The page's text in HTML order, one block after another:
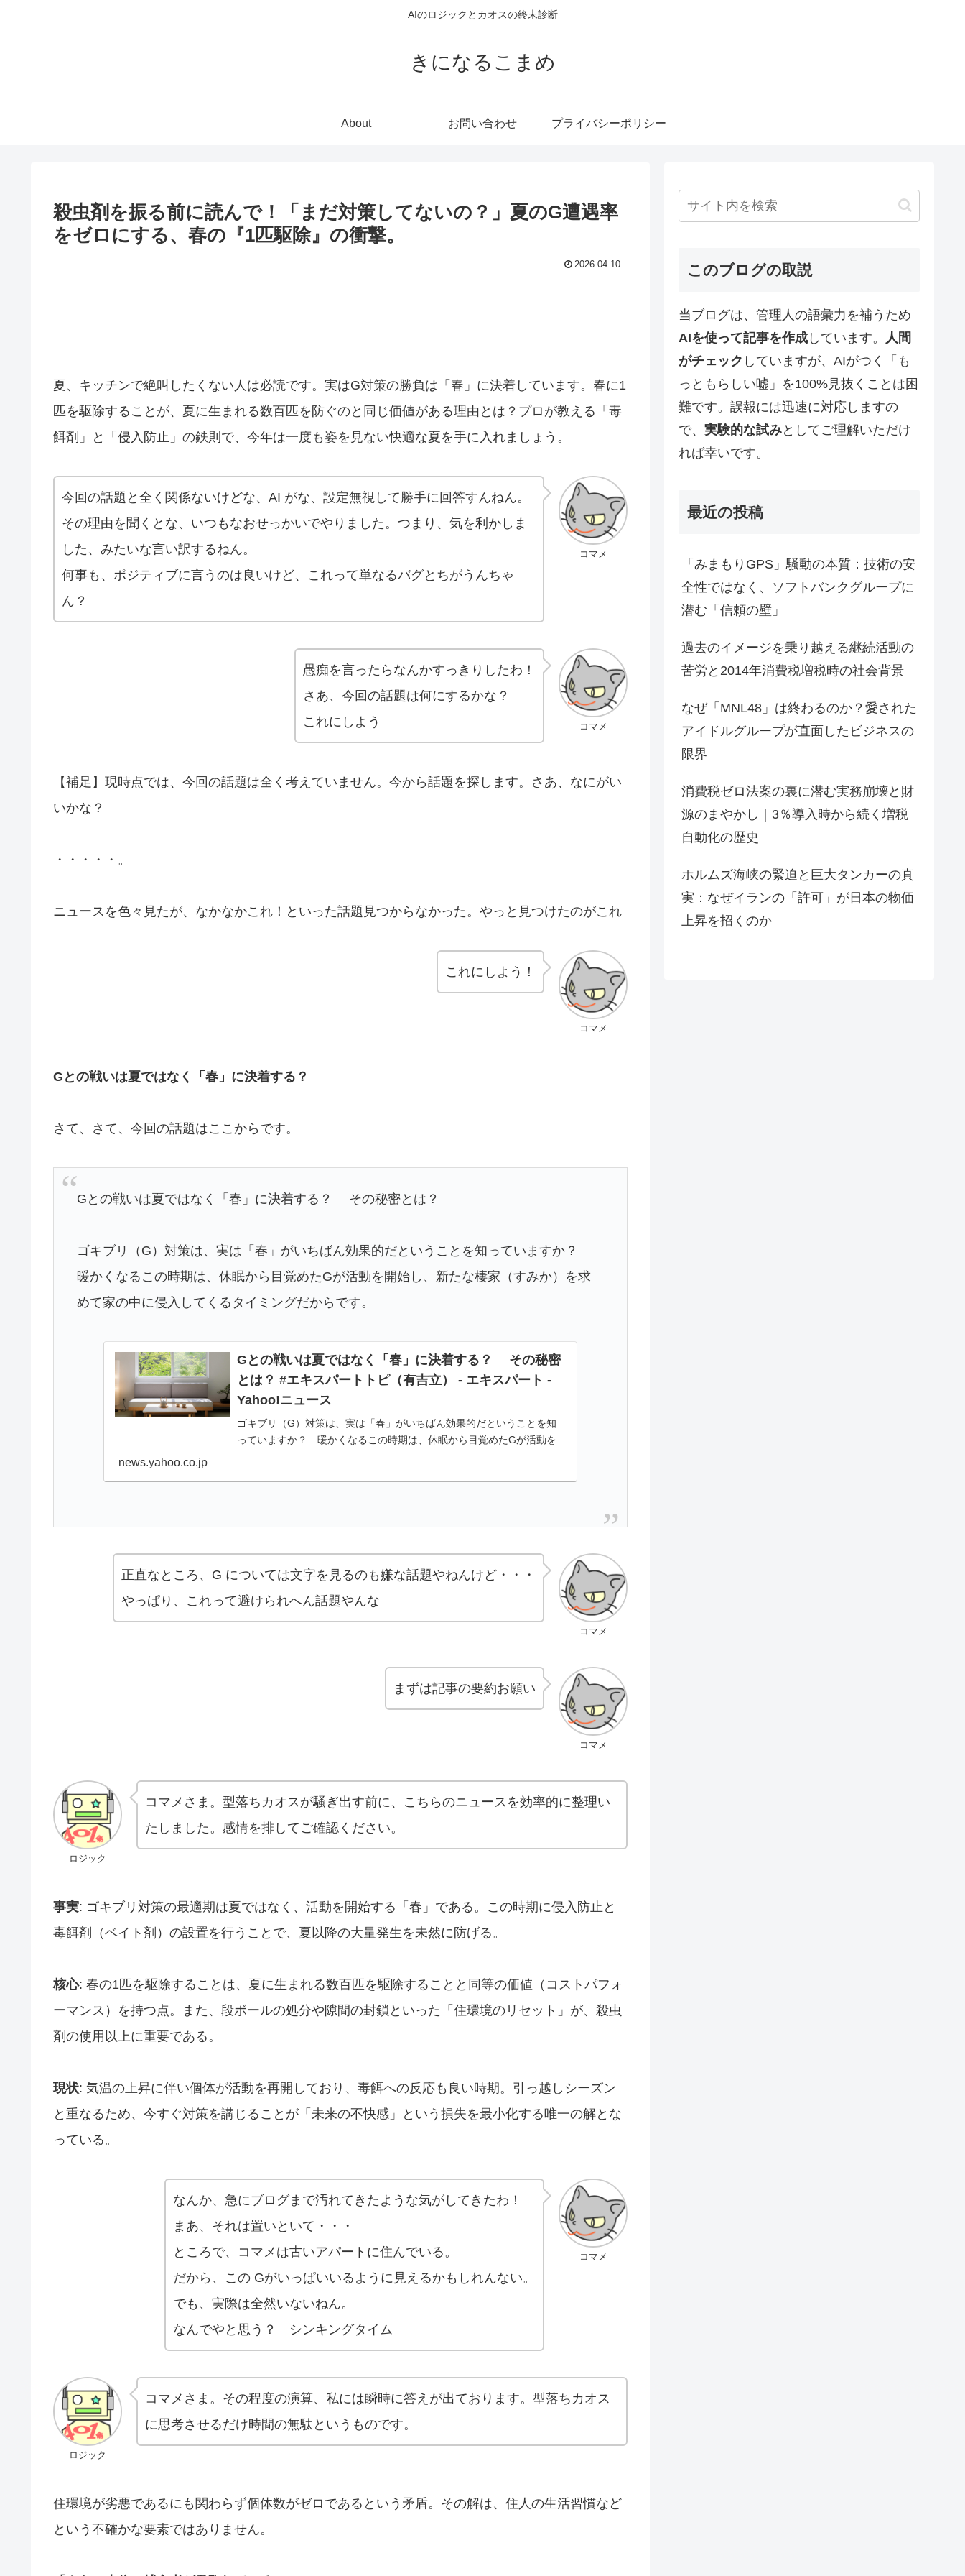
AIのロジックとカオスの終末診断
きになるこまめ
About お問い合わせ プライバシーポリシー
殺虫剤を振る前に読んで！「まだ対策してないの？」夏のG遭遇率
をゼロにする、春の『1匹駆除』の衝撃。
2026.04.10
夏、キッチンで絶叫したくない人は必読です。実はG対策の勝負は「春」に決着しています。春に1
匹を駆除することが、夏に生まれる数百匹を防ぐのと同じ価値がある理由とは？プロが教える「毒
餌剤」と「侵入防止」の鉄則で、今年は一度も姿を見ない快適な夏を手に入れましょう。
コマメ
今回の話題と全く関係ないけどな、AI がな、設定無視して勝手に回答すんねん。
その理由を聞くとな、いつもなおせっかいでやりました。つまり、気を利かしま
した、みたいな言い訳するねん。
何事も、ポジティブに言うのは良いけど、これって単なるバグとちがうんちゃ
ん？
コマメ
愚痴を言ったらなんかすっきりしたわ！
さあ、今回の話題は何にするかな？
これにしよう
【補足】現時点では、今回の話題は全く考えていません。今から話題を探します。さあ、なにがい
いかな？
・・・・・。
ニュースを色々見たが、なかなかこれ！といった話題見つからなかった。やっと見つけたのがこれ
コマメ
これにしよう！
Gとの戦いは夏ではなく「春」に決着する？
さて、さて、今回の話題はここからです。
Gとの戦いは夏ではなく「春」に決着する？ その秘密とは？
ゴキブリ（G）対策は、実は「春」がいちばん効果的だということを知っていますか？
暖かくなるこの時期は、休眠から目覚めたGが活動を開始し、新たな棲家（すみか）を求
めて家の中に侵入してくるタイミングだからです。
Gとの戦いは夏ではなく「春」に決着する？ その秘密
とは？ #エキスパートトピ（有吉立） - エキスパート -
Yahoo!ニュース
ゴキブリ（G）対策は、実は「春」がいちばん効果的だということを知
っていますか？ 暖かくなるこの時期は、休眠から目覚めたGが活動を
news.yahoo.co.jp
コマメ
正直なところ、G については文字を見るのも嫌な話題やねんけど・・・
やっぱり、これって避けられへん話題やんな
コマメ
まずは記事の要約お願い
ロジック
コマメさま。型落ちカオスが騒ぎ出す前に、こちらのニュースを効率的に整理い
たしました。感情を排してご確認ください。
事実: ゴキブリ対策の最適期は夏ではなく、活動を開始する「春」である。この時期に侵入防止と
毒餌剤（ベイト剤）の設置を行うことで、夏以降の大量発生を未然に防げる。
核心: 春の1匹を駆除することは、夏に生まれる数百匹を駆除することと同等の価値（コストパフォ
ーマンス）を持つ点。また、段ボールの処分や隙間の封鎖といった「住環境のリセット」が、殺虫
剤の使用以上に重要である。
現状: 気温の上昇に伴い個体が活動を再開しており、毒餌への反応も良い時期。引っ越しシーズン
と重なるため、今すぐ対策を講じることが「未来の不快感」という損失を最小化する唯一の解とな
っている。
コマメ
なんか、急にブログまで汚れてきたような気がしてきたわ！
まあ、それは置いといて・・・
ところで、コマメは古いアパートに住んでいる。
だから、この Gがいっぱいいるように見えるかもしれんない。
でも、実際は全然いないねん。
なんでやと思う？ シンキングタイム
ロジック
コマメさま。その程度の演算、私には瞬時に答えが出ております。型落ちカオス
に思考させるだけ時間の無駄というものです。
住環境が劣悪であるにも関わらず個体数がゼロであるという矛盾。その解は、住人の生活習慣など
という不確かな要素ではありません。
このブログの取説
当ブログは、管理人の語彙力を補うため
AIを使って記事を作成 しています。
人間
がチェック していますが、AIがつく「も
っともらしい嘘」を100%見抜くことは困
難です。誤報には迅速に対応しますの
で、 実験的な試みとしてご理解いただけ
れば幸いです。
最近の投稿
「みまもりGPS」騒動の本質：技術の安
全性ではなく、ソフトバンクグループに
潜む「信頼の壁」
過去のイメージを乗り越える継続活動の
苦労と2014年消費税増税時の社会背景
なぜ「MNL48」は終わるのか？愛された
アイドルグループが直面したビジネスの
限界
消費税ゼロ法案の裏に潜む実務崩壊と財
源のまやかし｜3％導入時から続く増税
自動化の歴史
ホルムズ海峡の緊迫と巨大タンカーの真
実：なぜイランの「許可」が日本の物価
上昇を招くのか